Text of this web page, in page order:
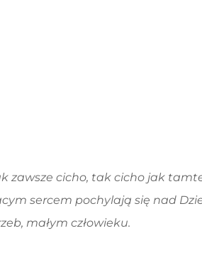
zawsze cicho, tak cicho jak
sercem pochylają się nad
małym człowieku.